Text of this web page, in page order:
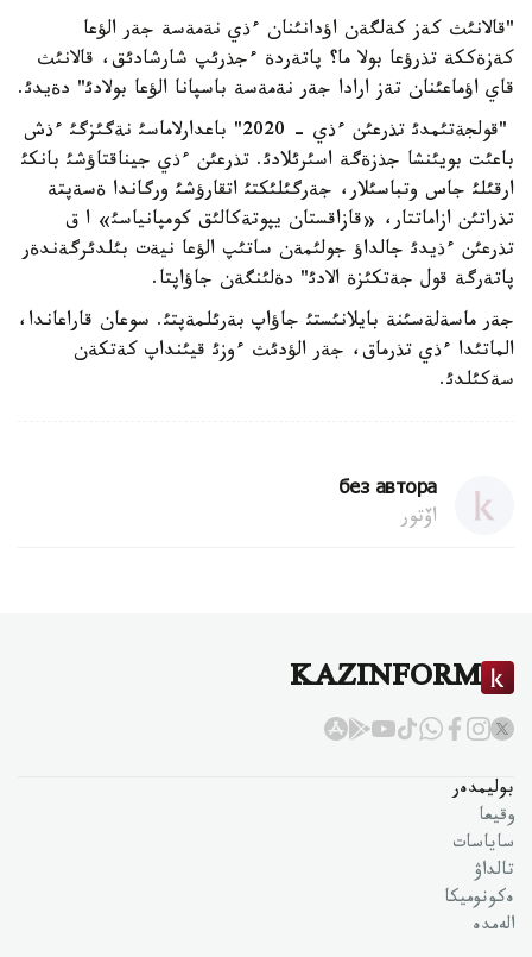
"قالانئث كةز كةلگةن اؤدانئنان ءذي نةمةسة جةر الؤعا
كةزةككة تذرؤعا بولا ما؟ پاتةردة ءجذرئپ شارشادئق، قالانئث
قاي اؤماعئنان تةز ارادا جةر نةمةسة باسپانا الؤعا بولادئ" دةيدئ.
"قولجةتئمدئ تذرعئن ءذي - 2020" باعدارلاماسئ نةگئزگئ ءذش
باعئت بويئنشا جذزةگة اسئرئلادئ. تذرعئن ءذي جيناقتاؤشئ بانكئ
ارقئلئ جاس وتباسئلار، جةرگئلئكتئ اتقارؤشئ ورگاندا ةسةپتة
تذراتئن ازاماتتار، «قازاقستان يپوتةكالئق كومپانياسئ» ا ق
تذرعئن ءذيدئ جالداؤ جولئمةن ساتئپ الؤعا نيةت بئلدئرگةندةر
پاتةرگة قول جةتكئزة الادئ" دةلئنگةن جاؤاپتا.
جةر ماسةلةسئنة بايلانئستئ جاؤاپ بةرئلمةپتئ. سوعان قاراعاندا،
الماتئدا ءذي تذرماق، جةر الؤدئث ءوزئ قيئنداپ كةتكةن
سةكئلدئ.
без автора
اۆتور
KAZINFORM
بوليمدەر
وقيعا
ساياسات
تالداۋ
ەكونوميكا
الەمدە